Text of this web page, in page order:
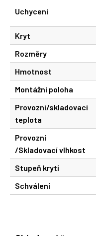
Uchycení
Kryt
Rozměry
Hmotnost
Montážní poloha
Provozní/skladovací
teplota
Provozní
/Skladovací vlhkost
Stupeň krytí
Schválení